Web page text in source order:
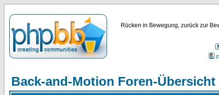
Rücken in Bewegung, zurück zur
Back-and-Motion Foren-Übersicht